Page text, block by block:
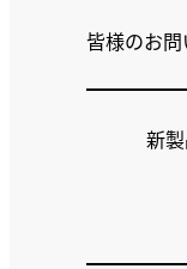
皆様のお問
新